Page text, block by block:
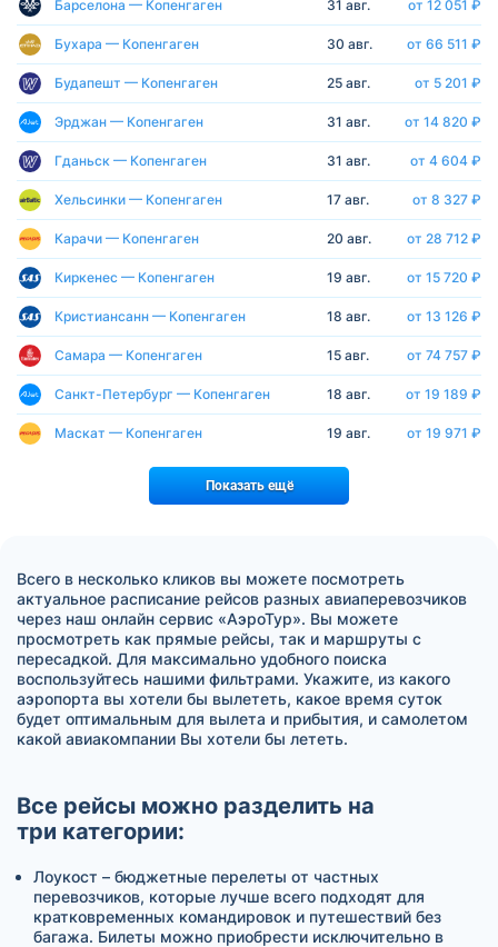
Барселона — Копенгаген 31 авг. от 12 051 ₽
Бухара — Копенгаген 30 авг. от 66 511 ₽
Будапешт — Копенгаген 25 авг. от 5 201 ₽
Эрджан — Копенгаген 31 авг. от 14 820 ₽
Гданьск — Копенгаген 31 авг. от 4 604 ₽
Хельсинки — Копенгаген 17 авг. от 8 327 ₽
Карачи — Копенгаген 20 авг. от 28 712 ₽
Киркенес — Копенгаген 19 авг. от 15 720 ₽
Кристиансанн — Копенгаген 18 авг. от 13 126 ₽
Самара — Копенгаген 15 авг. от 74 757 ₽
Санкт-Петербург — Копенгаген 18 авг. от 19 189 ₽
Маскат — Копенгаген 19 авг. от 19 971 ₽
Показать ещё
Всего в несколько кликов вы можете посмотреть
актуальное расписание рейсов разных авиаперевозчиков
через наш онлайн сервис «АэроТур». Вы можете
просмотреть как прямые рейсы, так и маршруты с
пересадкой. Для максимально удобного поиска
воспользуйтесь нашими фильтрами. Укажите, из какого
аэропорта вы хотели бы вылететь, какое время суток
будет оптимальным для вылета и прибытия, и самолетом
какой авиакомпании Вы хотели бы лететь.
Все рейсы можно разделить на
три категории:
Лоукост – бюджетные перелеты от частных
перевозчиков, которые лучше всего подходят для
кратковременных командировок и путешествий без
багажа. Билеты можно приобрести исключительно в